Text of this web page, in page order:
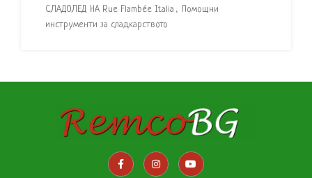
СЛАДОЛЕД НА Rue Flambée Italia , Помощни
инструменти за сладкарството